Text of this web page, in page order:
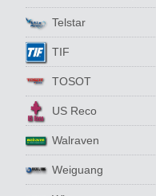
Telstar
TIF
TOSOT
US Reco
Walraven
Weiguang